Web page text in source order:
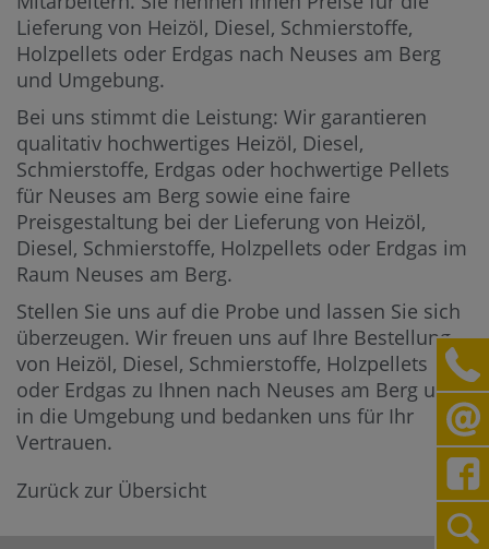
Lieferung von Heizöl, Diesel, Schmierstoffe,
Holzpellets oder Erdgas nach Neuses am Berg
und Umgebung.
Bei uns stimmt die Leistung: Wir garantieren
qualitativ hochwertiges Heizöl, Diesel,
Schmierstoffe, Erdgas oder hochwertige Pellets
für Neuses am Berg sowie eine faire
Preisgestaltung bei der Lieferung von Heizöl,
Diesel, Schmierstoffe, Holzpellets oder Erdgas im
Raum Neuses am Berg.
Stellen Sie uns auf die Probe und lassen Sie sich
überzeugen. Wir freuen uns auf Ihre Bestellung
von Heizöl, Diesel, Schmierstoffe, Holzpellets
oder Erdgas zu Ihnen nach Neuses am Berg und
in die Umgebung und bedanken uns für Ihr
Vertrauen.
Zurück zur Übersicht